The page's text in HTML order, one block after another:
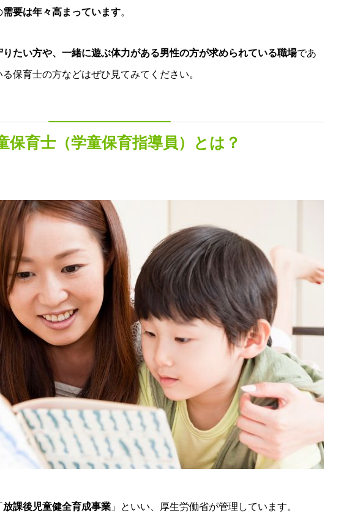
需要は年々高まっています。
たい方や、一緒に遊ぶ体力がある男性の方が求められている職場であ
保育士の方などはぜひ見てみてください。
保育士（学童保育指導員）とは？
放課後児童健全育成事業 」といい、厚生労働省が管理しています。